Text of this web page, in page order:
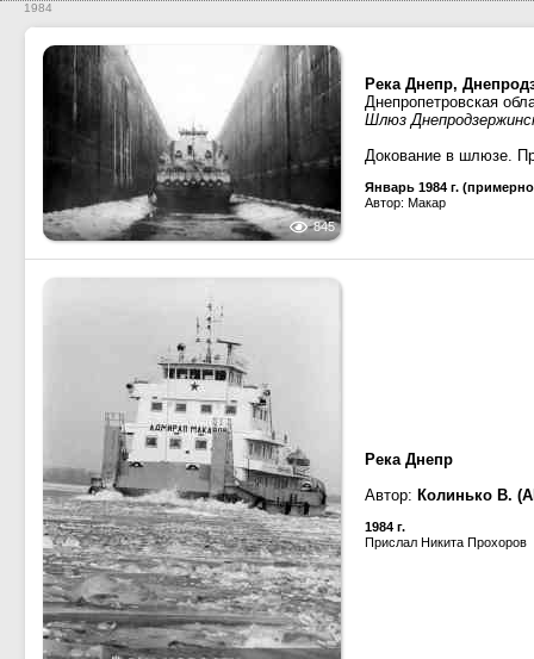
1984
845
Река Днепр,
Днепропетровская
Шлюз
Докование в шлюзе.
Январь 1984 г.
Автор: Макар
Река Днепр
Автор: Колинько В.
1984 г.
Прислал Никита Прохоров